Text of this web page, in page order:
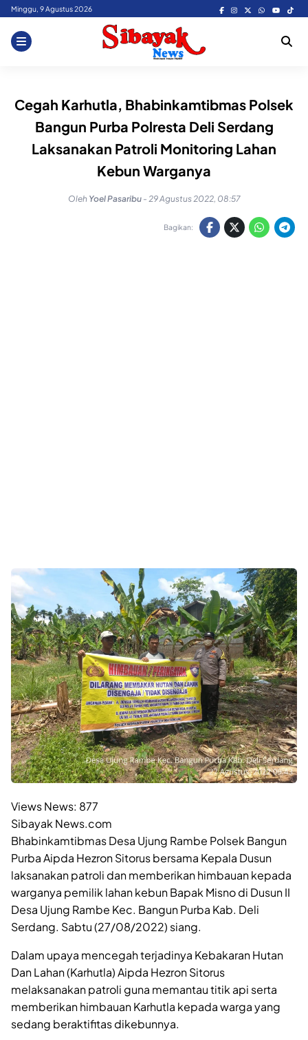
Skip
content
Minggu, 9 Agustus 2026
Cegah Karhutla, Bhabinkamtibmas Polsek
Bangun Purba Polresta Deli Serdang
Laksanakan Patroli Monitoring Lahan
Kebun Warganya
Oleh Yoel Pasaribu - 29 Agustus 2022, 08:57
Bagikan:
Views News: 877
Sibayak News.com
Bhabinkamtibmas Desa Ujung Rambe Polsek Bangun
Purba Aipda Hezron Sitorus bersama Kepala Dusun
laksanakan patroli dan memberikan himbauan kepada
warganya pemilik lahan kebun Bapak Misno di Dusun II
Desa Ujung Rambe Kec. Bangun Purba Kab. Deli
Serdang. Sabtu (27/08/2022) siang.
Dalam upaya mencegah terjadinya Kebakaran Hutan
Dan Lahan (Karhutla) Aipda Hezron Sitorus
melaksanakan patroli guna memantau titik api serta
memberikan himbauan Karhutla kepada warga yang
sedang beraktifitas dikebunnya.